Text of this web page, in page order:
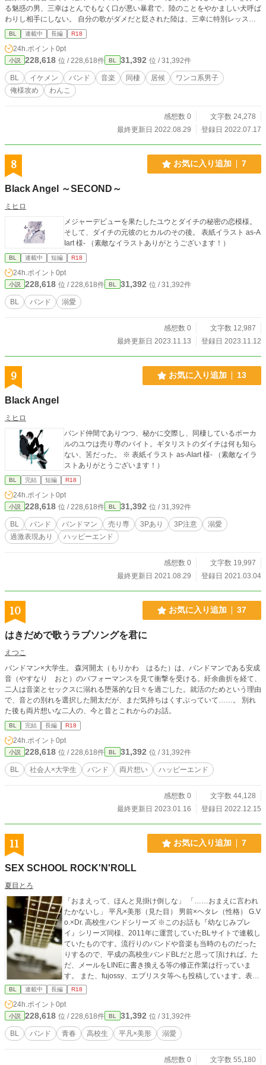
る魅惑の男、三幸はとんでもなく口が悪い暴君で、陸のことをやかましい犬呼ば
わりし相手にしない。 自分の歌がダメだと貶された陸は、三幸に特別レッスン
をしてもらうことになり彼の部屋に居候することに。 暴君とワンコのはちゃめ
ちゃな共同生活が始まった。 バンド仲間との絆を深め成長していく陸の、葛藤
と成長、そして初めての恋を綴った物語。 R-18/R18/性描写あり/エロ/エッチ/B
L/幼なじみ/恋愛/純愛/NTR/浮気/複数/イケメン/美少年/上司/部下/先輩/後輩/羞恥プ
レイ/同僚/童顔/同棲/バンド/元彼/元カレ/未練/新彼/彼氏/執着/年下/年上/同級生/略
奪/タレ目/片思い/禁断/ワンコ/俺様/プロデューサー/ピアニスト/ギタリスト/可愛
い系男子/
BL 連載中 長編 R18
24h.ポイント 0pt
小説 228,618 位 / 228,618件 BL 31,392 位 / 31,392件
BL イケメン バンド 音楽 同棲 居候
ワンコ系男子
俺様攻め
わんこ
感想数 0
文字数 24,278
最終更新日 2022.08.29
登録日 2022.07.17
8 お気に入り追加 7
Black Angel ～SECOND～
ミヒロ
メジャーデビューを果たしたユウとダイチの秘密の恋模様。
そして、ダイチの元彼のヒカルのその後。 表紙イラスト as-A
Iart 様- （素敵なイラストありがとうございます！）
BL 連載中 短編 R18
24h.ポイント 0pt
小説 228,618 位 / 228,618件 BL 31,392 位 / 31,392件
BL バンド 溺愛
感想数 0
文字数 12,987
最終更新日 2023.11.13
登録日 2023.11.12
9 お気に入り追加 13
Black Angel
ミヒロ
バンド仲間でありつつ、秘かに交際し、同棲しているボーカ
ルのユウは売り専のバイト。ギタリストのダイチは何も知ら
ない、筈だった。 ※ 表紙イラスト as-AIart 様- （素敵なイラ
ストありがとうございます！）
BL 完結 短編 R18
24h.ポイント 0pt
小説 228,618 位 / 228,618件 BL 31,392 位 / 31,392件
BL バンド バンドマン 売り専 3Pあり 3P注意
溺愛
過激表現あり
ハッピーエンド
感想数 0
文字数 19,997
最終更新日 2021.08.29
登録日 2021.03.04
10 お気に入り追加 37
はきだめで歌うラブソングを君に
えつこ
バンドマン×大学生。 森河開太（もりかわ はるた）は、バンドマンである安成
音（やすなり おと）のパフォーマンスを見て衝撃を受ける。紆余曲折を経て、
二人は音楽とセックスに溺れる堕落的な日々を過ごした。就活のためという理由
で、音との別れを選択した開太だが、まだ気持ちはくすぶっていて……。 別れ
た後も両片想いな二人の、今と昔とこれからのお話。
BL 完結 長編 R18
24h.ポイント 0pt
小説 228,618 位 / 228,618件 BL 31,392 位 / 31,392件
BL 社会人×大学生 バンド 両片想い ハッピーエンド
感想数 0
文字数 44,128
最終更新日 2023.01.16
登録日 2022.12.15
11 お気に入り追加 7
SEX SCHOOL ROCK'N'ROLL
夏目とろ
「おまえって、ほんと見掛け倒しな」 「……おまえに言われ
たかないし」 平凡×美形（見た目） 男前×ヘタレ（性格） G.V
o.×Dr. 高校生バンドシリーズ ※このお話も『幼なじみプレ
イ』シリーズ同様、2011年に運営していたBLサイトで連載し
ていたものです。流行りのバンドや音楽も当時のものだった
りするので、平成の高校生バンドBLだと思って頂ければ。た
だ、メールをLINEに書き換える等の修正作業は行っていま
す。 また、fujossy、エブリスタ等へも投稿しています。表紙
画像はフリー素材『ぱくたそ』様からお借りしました
BL 連載中 長編 R18
24h.ポイント 0pt
小説 228,618 位 / 228,618件 BL 31,392 位 / 31,392件
BL バンド 青春 高校生 平凡×美形 溺愛
感想数 0
文字数 55,180